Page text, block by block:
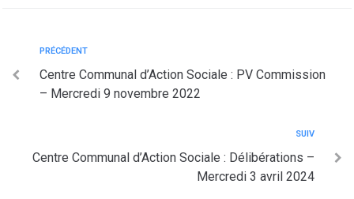
PRÉCÉDENT
Centre Communal d’Action Sociale : PV Commission
– Mercredi 9 novembre 2022
SUIV
Centre Communal d’Action Sociale : Délibérations –
Mercredi 3 avril 2024